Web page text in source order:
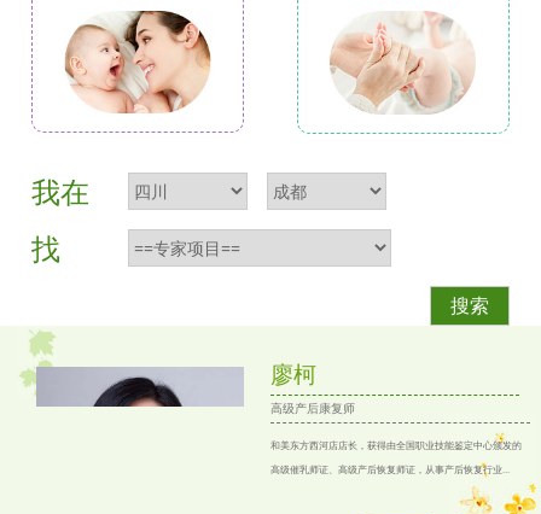
我在
找
搜索
廖柯
高级产后康复师
和美东方西河店店长，获得由全国职业技能鉴定中心颁发的
高级催乳师证、高级产后恢复师证，从事产后恢复行业...